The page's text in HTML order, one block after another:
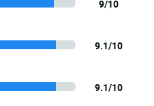
9/10
9.1/10
9.1/10